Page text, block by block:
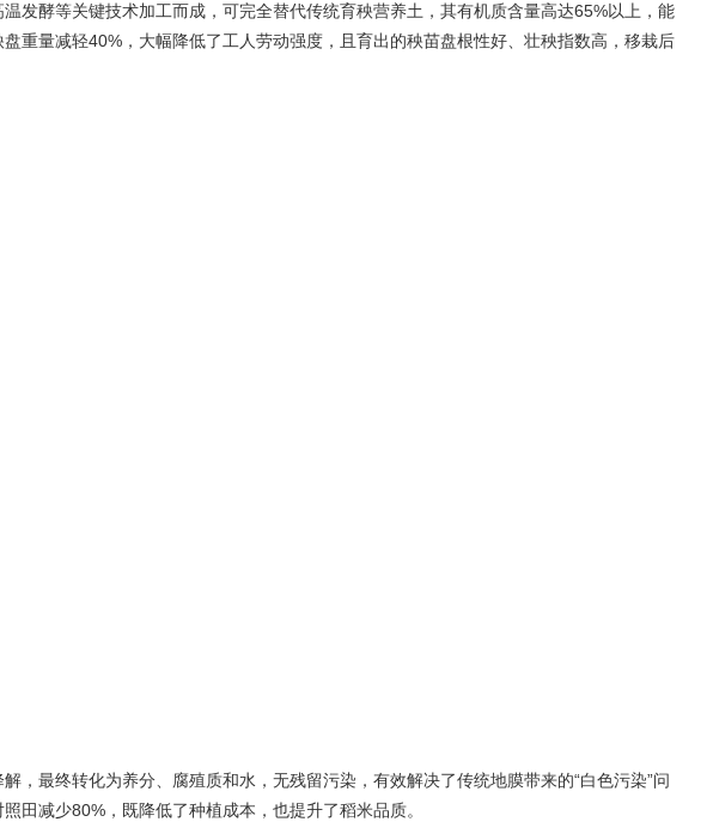
发酵等关键技术加工而成，可完全替代传统育秧营养土，其有机质含量高达65%以上，能
重量减轻40%，大幅降低了工人劳动强度，且育出的秧苗盘根性好、壮秧指数高，移栽后
最终转化为养分、腐殖质和水，无残留污染，有效解决了传统地膜带来的“白色污染”问
照田减少80%，既降低了种植成本，也提升了稻米品质。